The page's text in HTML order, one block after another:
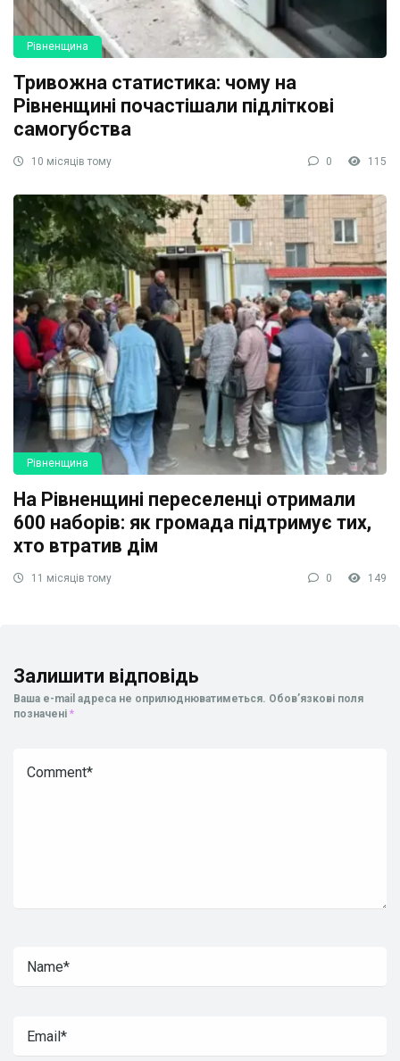
Рівненщина
Тривожна статистика: чому на
Рівненщині почастішали підліткові
самогубства
10 місяців тому 0 115
Рівненщина
На Рівненщині переселенці отримали
600 наборів: як громада підтримує тих,
хто втратив дім
11 місяців тому 0 149
Залишити відповідь
Ваша e-mail адреса не оприлюднюватиметься. Обов’язкові поля
позначені *